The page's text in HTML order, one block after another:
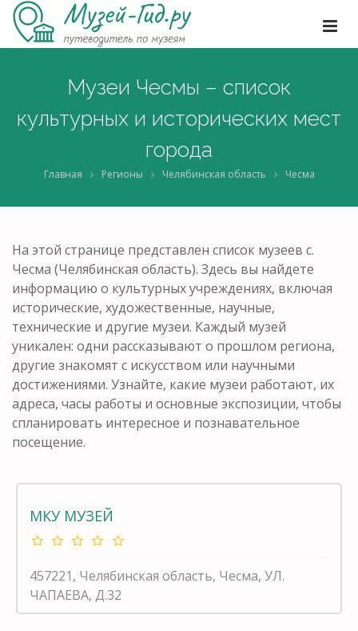
Музеи Чесмы – список
культурных и исторических мест
города
Главная Регионы Челябинская область Чесма
На этой странице представлен список музеев с.
Чесма (Челябинская область). Здесь вы найдете
информацию о культурных учреждениях, включая
исторические, художественные, научные,
технические и другие музеи. Каждый музей
уникален: одни рассказывают о прошлом региона,
другие знакомят с искусством или научными
достижениями. Узнайте, какие музеи работают, их
адреса, часы работы и основные экспозиции, чтобы
спланировать интересное и познавательное
посещение.
МКУ МУЗЕЙ
457221, Челябинская область, Чесма, УЛ.
ЧАПАЕВА, Д.32